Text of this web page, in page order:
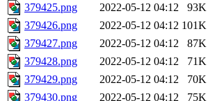
379425.png
2022-05-12 04:12
93K
379426.png
2022-05-12 04:12 101K
379427.png
2022-05-12 04:12
87K
379428.png
2022-05-12 04:12
71K
379429.png
2022-05-12 04:12
70K
379430.png
2022-05-12 04:12
75K